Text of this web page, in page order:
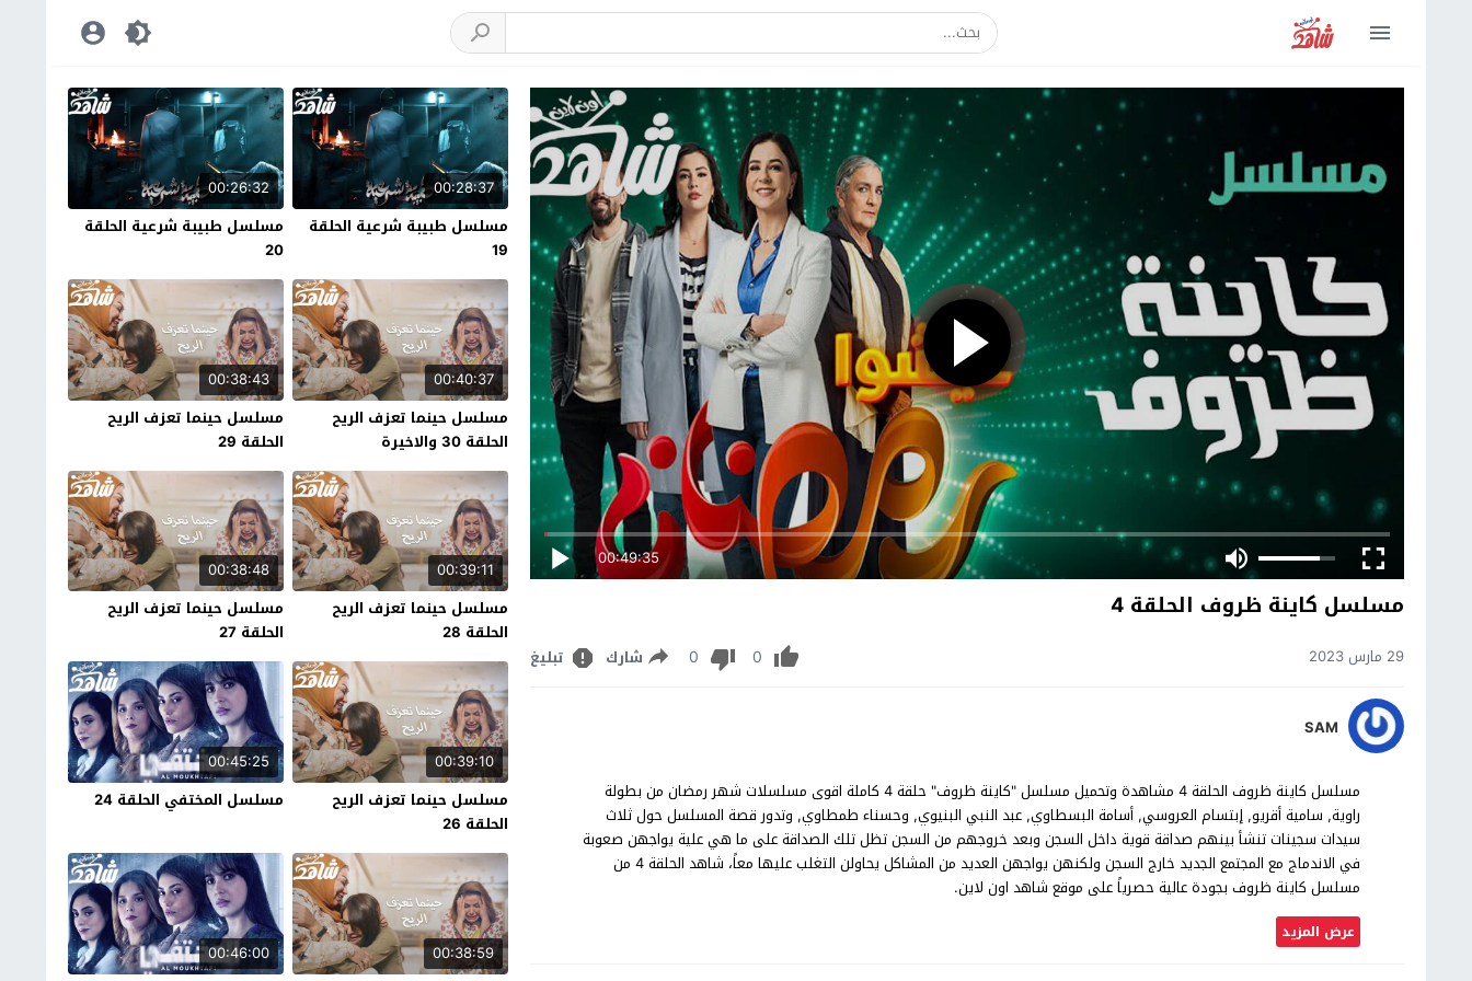
00:49:35
مسلسل كاينة ظروف الحلقة 4
29 مارس 2023 0
0 شارك تبليغ
SAM
مسلسل كاينة ظروف الحلقة 4 مشاهدة وتحميل مسلسل "كاينة ظروف" حلقة 4 كاملة اقوى مسلسلات شهر رمضان من بطولة
راوية, سامية أقريو, إبتسام العروسي, أسامة البسطاوي, عبد النبي البنيوي, وحسناء طمطاوي, وتدور قصة المسلسل حول ثلاث
سيدات سجينات تنشأ بينهم صداقة قوية داخل السجن وبعد خروجهم من السجن تظل تلك الصداقة على ما هي علية يواجهن صعوبة
في الاندماج مع المجتمع الجديد خارج السجن ولكنهن يواجهن العديد من المشاكل يحاولن التغلب عليها معاً، شاهد الحلقة 4 من
مسلسل كاينة ظروف بجودة عالية حصرياً على موقع شاهد اون لاين.
عرض المزيد
00:28:37
مسلسل طبيبة شرعية الحلقة
19
00:26:32
مسلسل طبيبة شرعية الحلقة
20
00:40:37
مسلسل حينما تعزف الريح
الحلقة 30 والاخيرة
00:38:43
مسلسل حينما تعزف الريح
الحلقة 29
00:39:11
مسلسل حينما تعزف الريح
الحلقة 28
00:38:48
مسلسل حينما تعزف الريح
الحلقة 27
00:39:10
مسلسل حينما تعزف الريح
الحلقة 26
00:45:25
مسلسل المختفي الحلقة 24
00:38:59
00:46:00